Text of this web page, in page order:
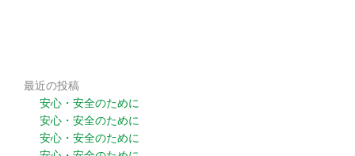
最近の投稿
安心・安全のために
安心・安全のために
安心・安全のために